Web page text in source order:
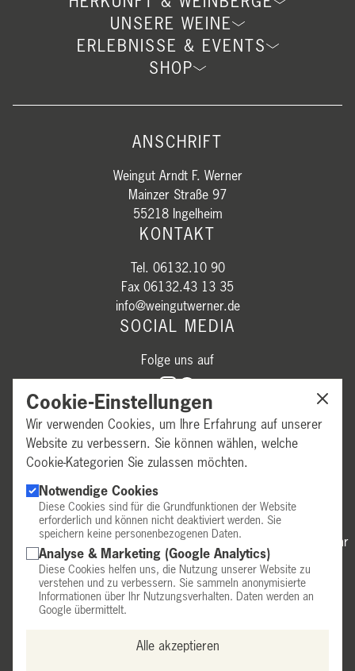
UNSERE WEINE
ERLEBNISSE & EVENTS
SHOP
ANSCHRIFT
Weingut Arndt F. Werner
Mainzer Straße 97
55218 Ingelheim
KONTAKT
Tel. 06132.10 90
Fax 06132.43 13 35
info@weingutwerner.de
SOCIAL MEDIA
Folge uns auf
GESCHÄFTSZEITEN
Mittwoch & Donnerstag:
14:00–18:00 Uhr
Freitag:
9:00–12:30 Uhr & 14:00–18:00 Uhr
Samstag:
9:30–14:00 Uhr
Telefonische Anmeldung erforderlich.
Außerhalb dieser Zeiten nach Vereinbarung.
Cookie-Einstellungen
Wir verwenden Cookies, um Ihre Erfahrung auf unserer
Website zu verbessern. Sie können wählen, welche
Cookie-Kategorien Sie zulassen möchten.
Notwendige Cookies
Diese Cookies sind für die Grundfunktionen der Website
erforderlich und können nicht deaktiviert werden. Sie
speichern keine personenbezogenen Daten.
Analyse & Marketing (Google Analytics)
Diese Cookies helfen uns, die Nutzung unserer Website zu
verstehen und zu verbessern. Sie sammeln anonymisierte
Informationen über Ihr Nutzungsverhalten. Daten werden an
Google übermittelt.
Alle akzeptieren